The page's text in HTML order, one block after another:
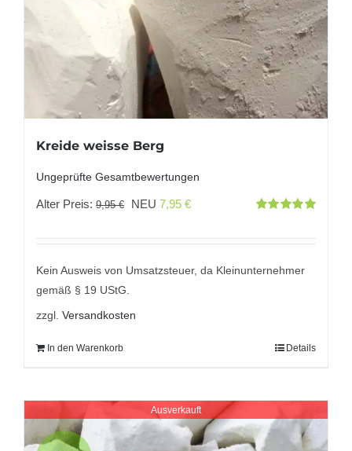
Kreide weisse Berg
Ungeprüfte Gesamtbewertungen
Alter Preis: 9,95€
Ursprünglicher
9,95 €
NEU 7,95 €Aktueller
7,95 €.
Kein Ausweis von Umsatzsteuer, da Kleinunternehmer
gemäß § 19 UStG.
zzgl. Versandkosten
In den Warenkorb Details
Ausverkauft